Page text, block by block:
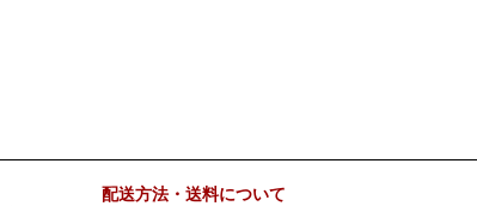
配送方法・送料について